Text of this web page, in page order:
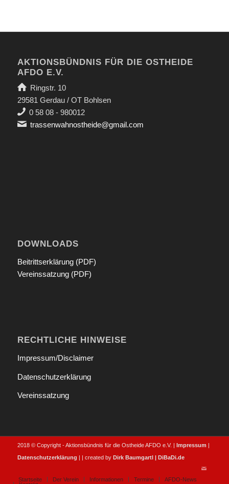
AKTIONSBÜNDNIS FÜR DIE OSTHEIDE
AFDO E.V.
Ringstr. 10
29581 Gerdau / OT Bohlsen
0 58 08 - 980012
trassenwahnostheide@gmail.com
DOWNLOADS
Beitrittserklärung (PDF)
Vereinssatzung (PDF)
RECHTLICHE HINWEISE
Impressum/Disclaimer
Datenschutzerklärung
Vereinssatzung
2018 © Copyright - Aktionsbündnis für die Ostheide AFDO e.V. | Impressum |
Datenschutzerklärung | | created by Dirk Baumgartl | DiBaDi.de
Startseite Der Verein Informationen Termine
AFDO-News